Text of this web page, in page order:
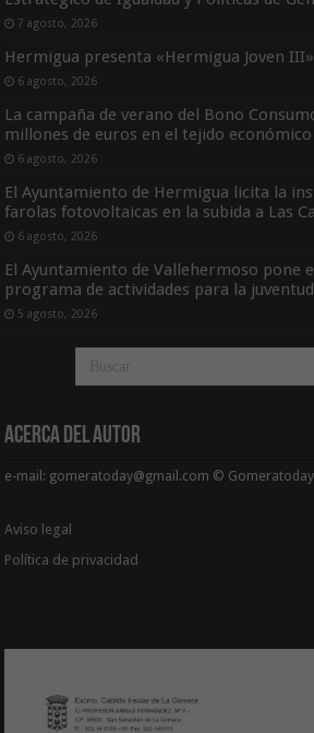
7 agosto, 2026
Hermigua presenta «Hermigua Joven III»
6 agosto, 2026
La campaña de verano del Bono
millones de euros en el tejido económico
6 agosto, 2026
El Ayuntamiento de Hermigua licita la
farolas fotovoltaicas en la subida a Las
6 agosto, 2026
El Ayuntamiento de Vallehermoso pone
programa de actividades para la
5 agosto, 2026
Acerca del Autor
e-mail: gomeratoday@gmail.com ©
Aviso legal
Política de privacidad